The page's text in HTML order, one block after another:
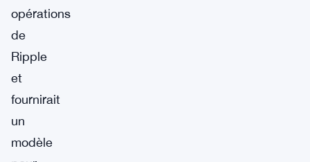
opérations
de
Ripple
et
fournirait
un
modèle